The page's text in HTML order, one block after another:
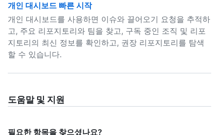
개인 대시보드 빠른 시작
개인 대시보드를 사용하면 이슈와 끌어오기 요청을 추적하
고, 주요 리포지토리와 팀을 찾고, 구독 중인 조직 및 리포
지토리의 최신 정보를 확인하고, 권장 리포지토리를 탐색
할 수 있습니다.
도움말 및 지원
필요한 항목을 찾으셨나요?